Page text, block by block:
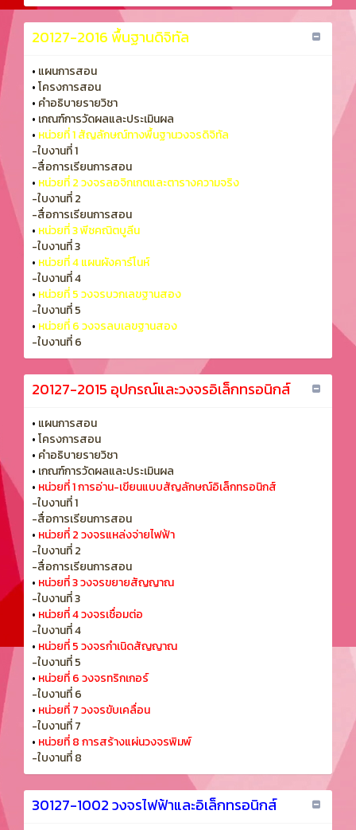
20127-2016 พื้นฐานดิจิทัล
• แผนการสอน
•โครงการสอน
• คำอธิบายรายวิชา
• เกณฑ์การวัดผลและประเมินผล
• หน่วยที่ 1 สัญลักษณ์ทางพื้นฐานวงจรดิจิทัล
-ใบงานที่ 1
-สื่อการเรียนการสอน
• หน่วยที่ 2 วงจรลอจิกเกตและตารางความจริง
-ใบงานที่ 2
-สื่อการเรียนการสอน
• หน่วยที่ 3 พีชคณิตบูลีน
-ใบงานที่ 3
• หน่วยที่ 4 แผนผังคาร์โนห์
-ใบงานที่ 4
• หน่วยที่ 5 วงจรบวกเลขฐานสอง
-ใบงานที่ 5
• หน่วยที่ 6 วงจรลบเลขฐานสอง
-ใบงานที่ 6
20127-2015 อุปกรณ์และวงจรอิเล็กทรอนิกส์
• แผนการสอน
•โครงการสอน
• คำอธิบายรายวิชา
• เกณฑ์การวัดผลและประเมินผล
• หน่วยที่ 1 การอ่าน-เขียนแบบสัญลักษณ์อิเล็กทรอนิกส์
-ใบงานที่ 1
-สื่อการเรียนการสอน
• หน่วยที่ 2 วงจรแหล่งจ่ายไฟฟ้า
-ใบงานที่ 2
-สื่อการเรียนการสอน
• หน่วยที่ 3 วงจรขยายสัญญาณ
-ใบงานที่ 3
• หน่วยที่ 4 วงจรเชื่อมต่อ
-ใบงานที่ 4
• หน่วยที่ 5 วงจรกำเนิดสัญญาณ
-ใบงานที่ 5
• หน่วยที่ 6 วงจรทริกเกอร์
-ใบงานที่ 6
• หน่วยที่ 7 วงจรขับเคลื่อน
-ใบงานที่ 7
• หน่วยที่ 8 การสร้างแผ่นวงจรพิมพ์
-ใบงานที่ 8
30127-1002 วงจรไฟฟ้าและอิเล็กทรอนิกส์